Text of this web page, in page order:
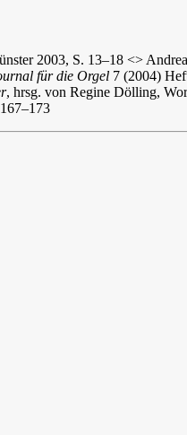
2003, S. 13–18 <>
für die Orgel 7 (2004)
, hrsg. von Regine Dölling,